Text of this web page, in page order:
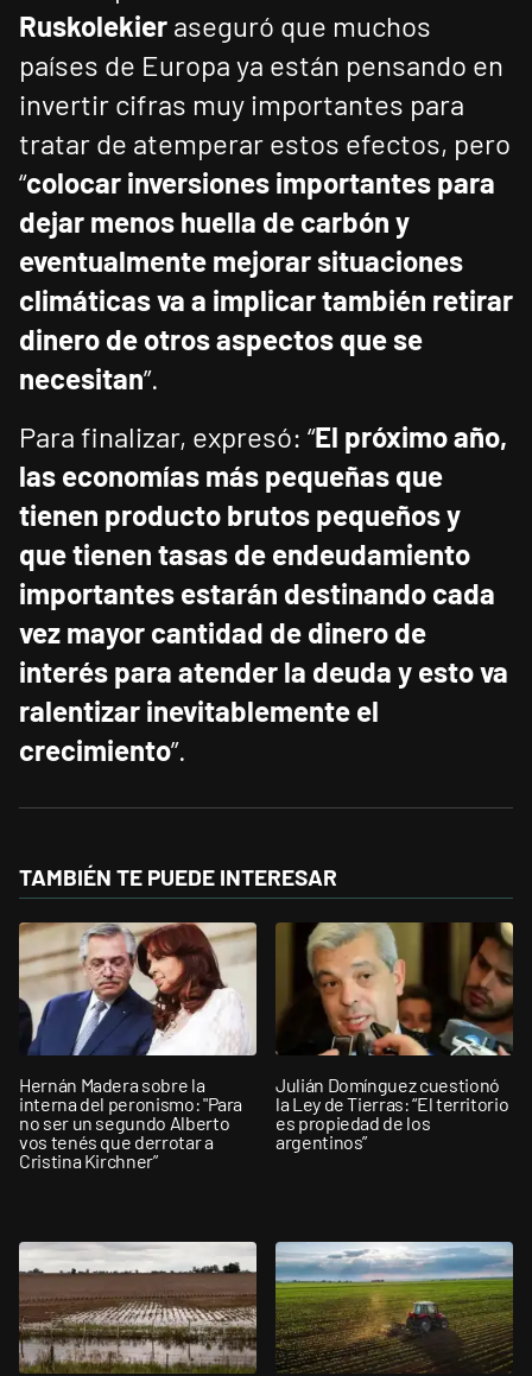
Ruskolekier aseguró que muchos
países de Europa ya están pensando en
invertir cifras muy importantes para
tratar de atemperar estos efectos, pero
“colocar inversiones importantes para
dejar menos huella de carbón y
eventualmente mejorar situaciones
climáticas va a implicar también retirar
dinero de otros aspectos que se
necesitan”.
Para finalizar, expresó: “El próximo año,
las economías más pequeñas que
tienen producto brutos pequeños y
que tienen tasas de endeudamiento
importantes estarán destinando cada
vez mayor cantidad de dinero de
interés para atender la deuda y esto va
ralentizar inevitablemente el
crecimiento”.
TAMBIÉN TE PUEDE INTERESAR
Hernán Madera sobre la
interna del peronismo: "Para
no ser un segundo Alberto
vos tenés que derrotar a
Cristina Kirchner”
Julián Domínguez cuestionó
la Ley de Tierras: “El territorio
es propiedad de los
argentinos”